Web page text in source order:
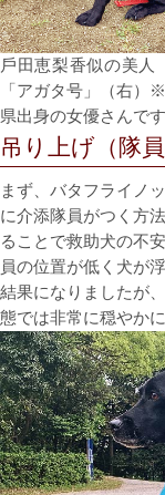
⼾⽥恵梨⾹似の美⼈
「アガタ号」（右）
県出⾝の⼥優さんです
吊り上げ（隊
まず、バタフライノ
に介添隊員がつく⽅
ることで救助⽝の不
員の位置が低く⽝が
結果になりましたが
態では⾮常に穏やか